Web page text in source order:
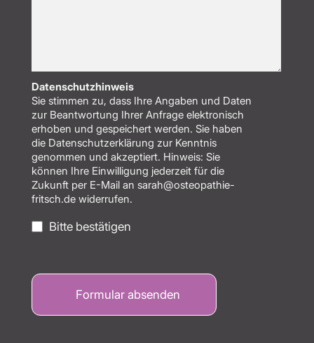
Datenschutzhinweis
Sie stimmen zu, dass Ihre Angaben und Daten
zur Beantwortung Ihrer Anfrage elektronisch
erhoben und gespeichert werden. Sie haben
die Datenschutzerklärung zur Kenntnis
genommen und akzeptiert. Hinweis: Sie
können Ihre Einwilligung jederzeit für die
Zukunft per E-Mail an sarah@osteopathie-
fritsch.de widerrufen.
Bitte bestätigen